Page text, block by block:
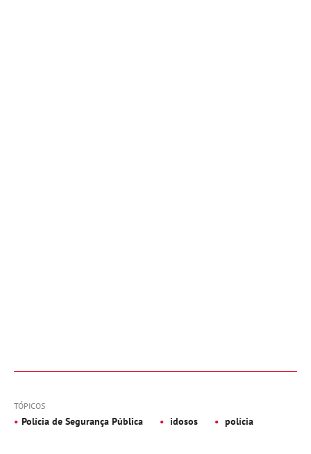
TÓPICOS
Polícia de Segurança Pública idosos polícia